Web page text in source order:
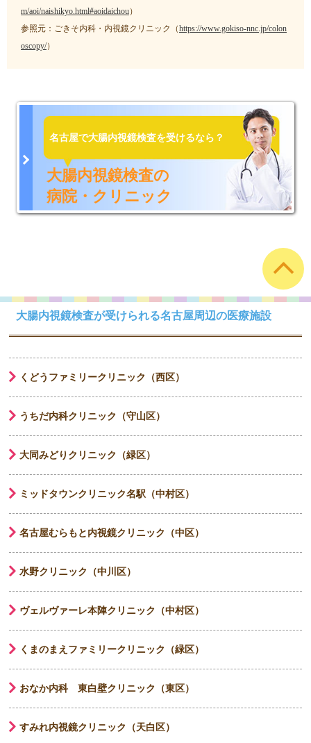
m/aoi/naishikyo.html#aoidaichou）
参照元：ごきそ内科・内視鏡クリニック（https://www.gokiso-nnc.jp/colon
oscopy/）
名古屋で大腸内視鏡検査を受けるなら？
大腸内視鏡検査の
病院・クリニック
大腸内視鏡検査が受けられる名古屋周辺の医療施設
くどうファミリークリニック（西区）
うちだ内科クリニック（守山区）
大同みどりクリニック（緑区）
ミッドタウンクリニック名駅（中村区）
名古屋むらもと内視鏡クリニック（中区）
水野クリニック（中川区）
ヴェルヴァーレ本陣クリニック（中村区）
くまのまえファミリークリニック（緑区）
おなか内科 東白壁クリニック（東区）
すみれ内視鏡クリニック（天白区）